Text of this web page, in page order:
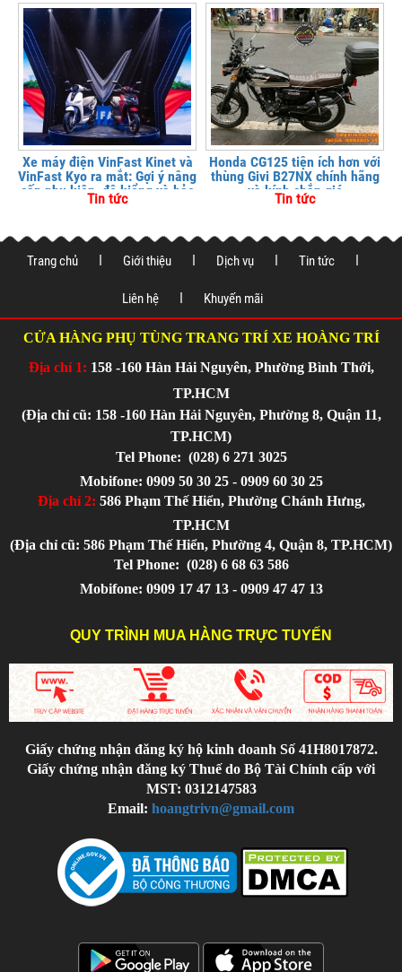
Xe máy điện VinFast Kinet và
VinFast Kyo ra mắt: Gợi ý nâng
cấp phụ kiện, độ kiểng và bảo
vệ xe tại
Tin tức
Honda CG125 tiện ích hơn với
thùng Givi B27NX chính hãng
và kính chắn gió
Tin tức
Trang chủ Giới thiệu Dịch vụ Tin tức
Liên hệ Khuyến mãi
CỬA HÀNG PHỤ TÙNG TRANG TRÍ XE HOÀNG TRÍ
Địa chỉ 1: 158 -160 Hàn Hải Nguyên, Phường Bình Thới,
TP.HCM
(Địa chỉ cũ: 158 -160 Hàn Hải Nguyên, Phường 8, Quận 11,
TP.HCM)
Tel Phone: (028) 6 271 3025
Mobifone: 0909 50 30 25 - 0909 60 30 25
Địa chỉ 2: 586 Phạm Thế Hiển, Phường Chánh Hưng,
TP.HCM
(Địa chỉ cũ: 586 Phạm Thế Hiển, Phường 4, Quận 8, TP.HCM)
Tel Phone: (028) 6 68 63 586
Mobifone: 0909 17 47 13 - 0909 47 47 13
QUY TRÌNH MUA HÀNG TRỰC TUYẾN
Giấy chứng nhận đăng ký hộ kinh doanh Số 41H8017872.
Giấy chứng nhận đăng ký Thuế do Bộ Tài Chính cấp với
MST: 0312147583
Email: hoangtrivn@gmail.com